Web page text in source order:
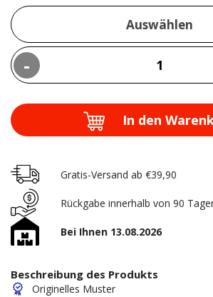
Auswählen
-
In den
Gratis-Versand ab €39,90
Rückgabe innerhalb von 90
Bei Ihnen 13.08.2026
Beschreibung des Produkts
Originelles Muster